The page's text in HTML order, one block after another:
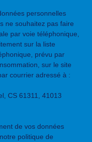
personnelles
ne souhaitez pas faire
par voie téléphonique,
sur la liste
prévu par
sur le site
courrier adressé à :
CS 61311, 41013
de vos données
politique de